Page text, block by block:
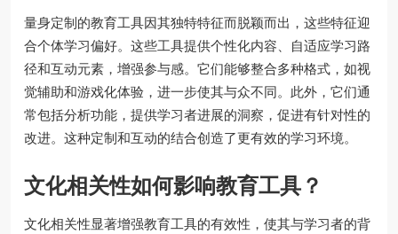
量身定制的教育工具因其独特特征而脱颖而出，这些特征迎
合个体学习偏好。这些工具提供个性化内容、自适应学习路
径和互动元素，增强参与感。它们能够整合多种格式，如视
觉辅助和游戏化体验，进一步使其与众不同。此外，它们通
常包括分析功能，提供学习者进展的洞察，促进有针对性的
改进。这种定制和互动的结合创造了更有效的学习环境。
文化相关性如何影响教育工具？
文化相关性显著增强教育工具的有效性，使其与学习者的背